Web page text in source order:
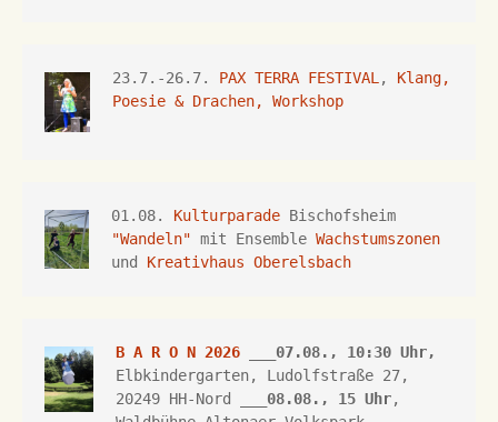
23.7.-26.7. PAX TERRA FESTIVAL , Klang,
Poesie & Drachen, Workshop
01.08. Kulturparade
"Wandeln" mit Ensemble Wachstumszonen
und Kreativhaus Oberelsbach
B A R O N 2026 ___07.08., 10:30 Uhr,
Elbkindergarten, Ludolfstraße 27,
20249 HH-Nord ___ 08.08., 15 Uhr